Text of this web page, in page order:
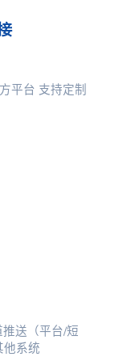
平台 支持定制
送（平台/短
他系统